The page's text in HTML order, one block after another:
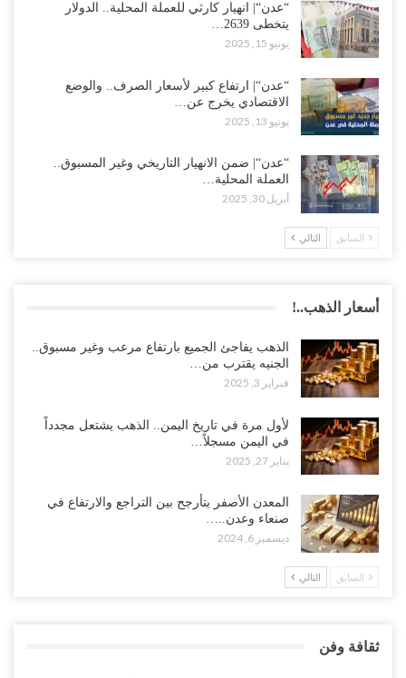
“عدن“| انهيار كارثي للعملة المحلية.. الدولار
يتخطى 2639…
يونيو 15, 2025
“عدن“| ارتفاع كبير لأسعار الصرف.. والوضع
الاقتصادي يخرج عن…
يونيو 13, 2025
“عدن“| ضمن الانهيار التاريخي وغير المسبوق..
العملة المحلية…
أبريل 30, 2025
السابق التالي
أسعار الذهب..!
الذهب يفاجئ الجميع بارتفاع مرعب وغير مسبوق..
الجنيه يقترب من…
فبراير 3, 2025
لأول مرة في تاريخ اليمن.. الذهب يشتعل مجدداً
في اليمن مسجلاً…
يناير 27, 2025
المعدن الأصفر يتأرجح بين التراجع والارتفاع في
صنعاء وعدن..…
ديسمبر 6, 2024
السابق التالي
ثقافة وفن